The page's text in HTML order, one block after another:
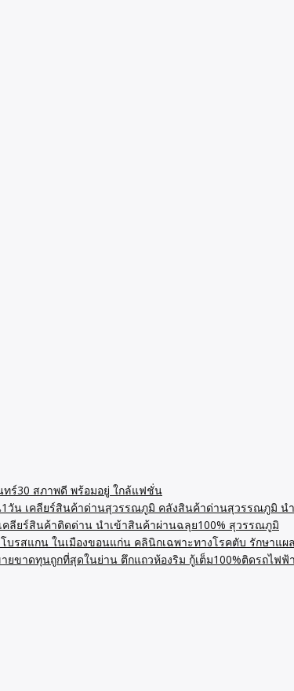
ทร์30 สภาพดี พร้อมอยู่ ใกล้แฟชั่น
วัน เคลียร์สินค้าด่านสุวรรณภูมิ คลังสินค้าด่านสุวรรณภูมิ น
ลียร์สินค้าติดด่าน นำเข้าสินค้าผ่านฉลุย100% สุวรรณภูมิ
บรสแกน ในเมืองขอนแก่น คลินิกเฉพาะทางโรคตับ รักษาแ
ขาดทุนถูกที่สุดในย่าน ตึกแถวห้องริม กู้เต็ม100%ติดรถไฟ